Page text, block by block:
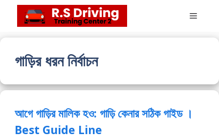
content
Menu
গাড়ির ধরন নির্বাচন
আগে গাড়ির মালিক হও: গাড়ি কেনার সঠিক গাইড ।
Best Guide Line